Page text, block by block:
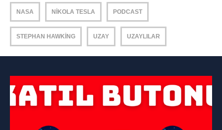
NASA NIKOLA TESLA PODCAST
STEPHAN HAWKING UZAY UZAYLILAR